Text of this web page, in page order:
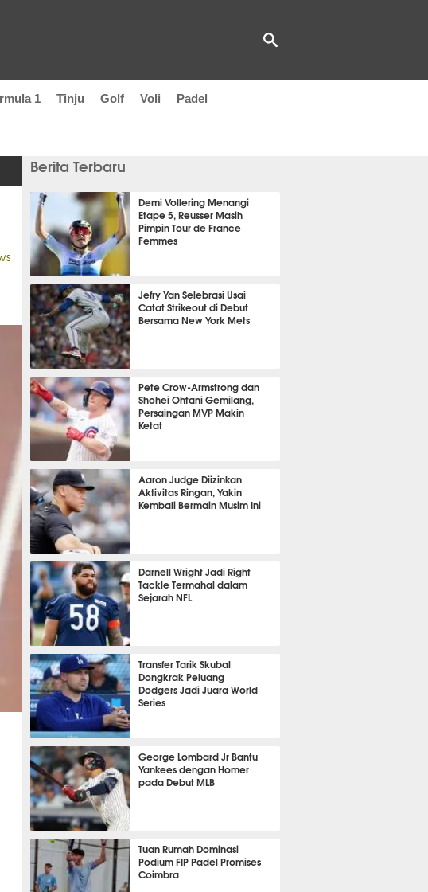
1 Tinju Golf Voli Padel
Berita Terbaru
Demi Vollering Menangi
Etape 5, Reusser Masih
Pimpin Tour de France
Femmes
8 jam 41 menit lalu
Jefry Yan Selebrasi Usai
Catat Strikeout di Debut
Bersama New York Mets
8 jam 45 menit lalu
Pete Crow-Armstrong dan
Shohei Ohtani Gemilang,
Persaingan MVP Makin
Ketat
8 jam 48 menit lalu
Aaron Judge Diizinkan
Aktivitas Ringan, Yakin
Kembali Bermain Musim Ini
8 jam 51 menit lalu
Darnell Wright Jadi Right
Tackle Termahal dalam
Sejarah NFL
13 jam 6 menit lalu
Transfer Tarik Skubal
Dongkrak Peluang
Dodgers Jadi Juara World
Series
13 jam 10 menit lalu
George Lombard Jr Bantu
Yankees dengan Homer
pada Debut MLB
13 jam 14 menit lalu
Tuan Rumah Dominasi
Podium FIP Padel Promises
Coimbra